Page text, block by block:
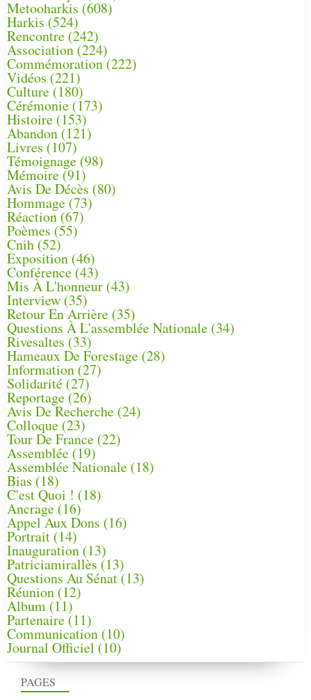
PAGES
Metooharkis (608)
Harkis (524)
Rencontre (242)
Association (224)
Commémoration(222)
Vidéos (221)
Culture(180)
Cérémonie (173)
Histoire (153)
Abandon(121)
Livres (107)
Témoignage (98)
Mémoire (91)
Avis De Décès (80)
Hommage (73)
Réaction(67)
Poèmes (55)
Cnih (52)
Exposition (46)
Conférence(43)
Mis À L'honneur (43)
Interview (35)
Retour En Arrière (35)
Questions À L'assemblée Nationale (34)
Rivesaltes (33)
Hameaux De Forestage (28)
Information (27)
Solidarité (27)
Reportage(26)
Avis De Recherche (24)
Colloque (23)
Tour De France (22)
Assemblée (19)
Assemblée Nationale (18)
Bias (18)
C'est Quoi ! (18)
Ancrage (16)
Appel Aux Dons (16)
Portrait (14)
Inauguration (13)
Patriciamirallès (13)
Questions Au Sénat(13)
Réunion (12)
Album (11)
Partenaire(11)
Communication (10)
Journal Officiel (10)